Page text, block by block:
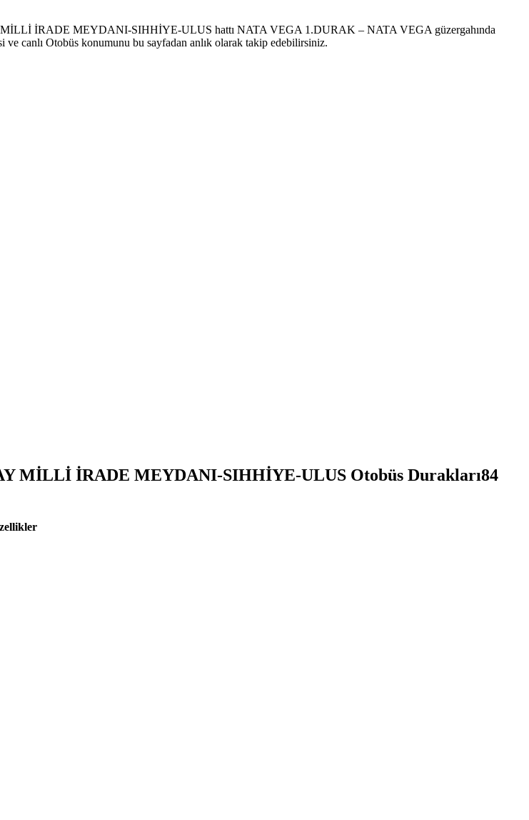
İRADE MEYDANI-SIHHİYE-ULUS hattı NATA VEGA 1.DURAK – NATA VEGA güzergahında
canlı Otobüs konumunu bu sayfadan anlık olarak takip edebilirsiniz.
MİLLİ İRADE MEYDANI-SIHHİYE-ULUS Otobüs Durakları84